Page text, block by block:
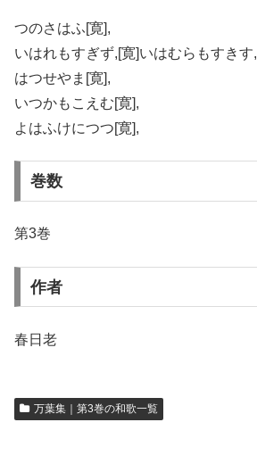
つのさはふ[寛],
いはれもすぎず,[寛]いはむらもすきす,
はつせやま[寛],
いつかもこえむ[寛],
よはふけにつつ[寛],
巻数
第3巻
作者
春日老
万葉集｜第3巻の和歌一覧